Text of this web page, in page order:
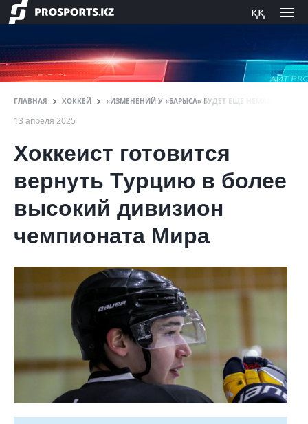
ққ
ГЛАВНАЯ ХОККЕЙ «ИЗМЕНЕНИЙ У «БАРЫСА» БУДЕТ ЕЩЕ НЕМАЛО».
13 апреля 2025
Хоккеист готовится
вернуть Турцию в более
высокий дивизион
чемпионата Мира